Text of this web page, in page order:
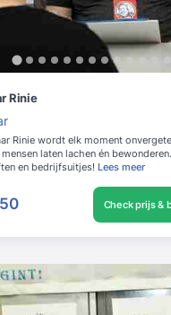
Rinie
Rinie wordt elk moment
laten lachen én
en bedrijfsuitjes! Lees meer
Check prijs &